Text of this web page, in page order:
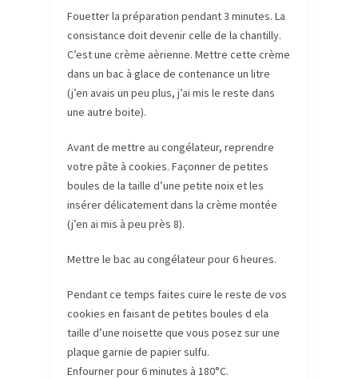
Fouetter la préparation pendant 3 minutes. La
consistance doit devenir celle de la chantilly.
C’est une crème aèrienne. Mettre cette crème
dans un bac à glace de contenance un litre
(j’en avais un peu plus, j’ai mis le reste dans
une autre boite).
Avant de mettre au congélateur, reprendre
votre pâte à cookies. Façonner de petites
boules de la taille d’une petite noix et les
insérer délicatement dans la crème montée
(j’en ai mis à peu près 8).
Mettre le bac au congélateur pour 6 heures.
Pendant ce temps faites cuire le reste de vos
cookies en faisant de petites boules d ela
taille d’une noisette que vous posez sur une
plaque garnie de papier sulfu.
Enfourner pour 6 minutes à 180°C.